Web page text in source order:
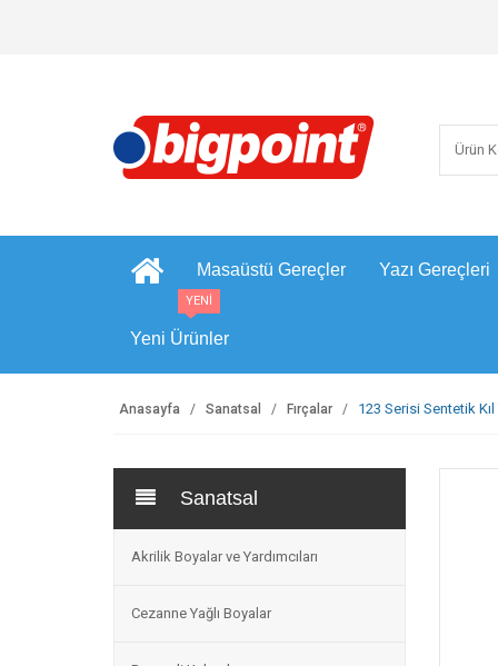
Masaüstü Gereçler Yazı Gereçleri
Yeni Ürünler
YENİ
Anasayfa Sanatsal Fırçalar 123 Serisi Sentetik
Sanatsal
Akrilik Boyalar ve Yardımcıları
Cezanne Yağlı Boyalar